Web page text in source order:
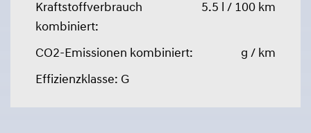
Kraftstoffverbrauch
kombiniert:
5.5 l / 100 km
CO2-Emissionen kombiniert:
g / km
Effizienzklasse: G